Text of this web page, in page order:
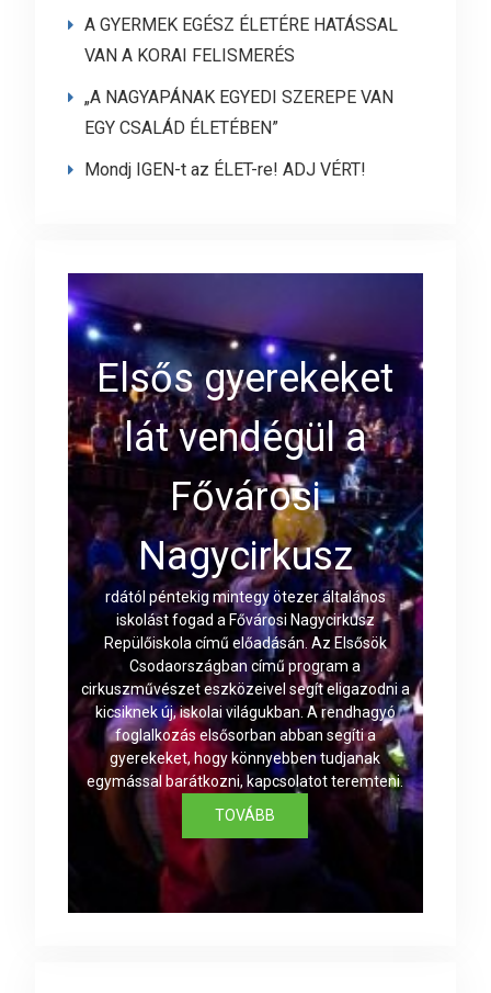
A GYERMEK EGÉSZ ÉLETÉRE HATÁSSAL
VAN A KORAI FELISMERÉS
„A NAGYAPÁNAK EGYEDI SZEREPE VAN
EGY CSALÁD ÉLETÉBEN”
Mondj IGEN-t az ÉLET-re! ADJ VÉRT!
Elsős gyerekeket
lát vendégül a
Fővárosi
Nagycirkusz
rdától péntekig mintegy ötezer általános
iskolást fogad a Fővárosi Nagycirkusz
Repülőiskola című előadásán. Az Elsősök
Csodaországban című program a
cirkuszművészet eszközeivel segít eligazodni a
kicsiknek új, iskolai világukban. A rendhagyó
foglalkozás elsősorban abban segíti a
gyerekeket, hogy könnyebben tudjanak
egymással barátkozni, kapcsolatot teremteni.
TOVÁBB